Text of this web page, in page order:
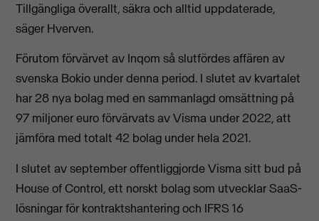
Tillgängliga överallt, säkra och alltid uppdaterade,
säger Hverven.
Förutom förvärvet av Inqom så slutfördes affären av
svenska Bokio under denna period. I slutet av kvartalet
har 28 nya bolag med en sammanlagd omsättning på
97 miljoner euro förvärvats av Visma under 2022, att
jämföra med totalt 42 bolag under hela 2021.
I slutet av september offentliggjorde Visma sitt bud på
House of Control, ett norskt bolag som utvecklar SaaS-
lösningar för kontraktshantering och IFRS 16